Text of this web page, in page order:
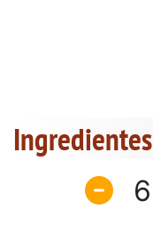
Ingredientes
6